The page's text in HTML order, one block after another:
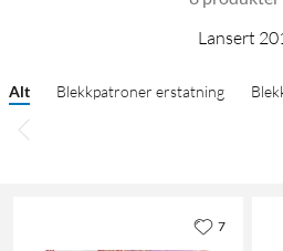
Lansert
Alt Blekkpatroner erstatning
7